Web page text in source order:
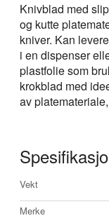
Knivblad med
og kutte
kniver. Kan
i en dispenser
plastfolie som
krokblad med
av
Mer
informasjon
Vekt
Merke